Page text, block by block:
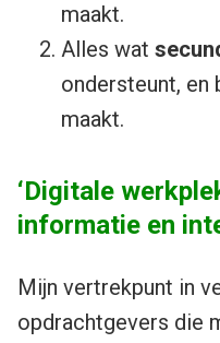
maakt.
Alles wat
ondersteunt, en
maakt.
‘Digitale
informatie en
Mijn vertrekpunt in
opdrachtgevers die